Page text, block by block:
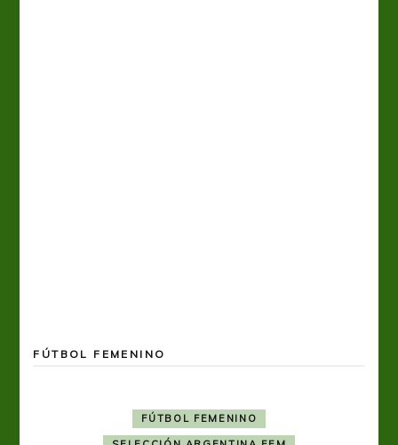
FÚTBOL FEMENINO
FÚTBOL FEMENINO